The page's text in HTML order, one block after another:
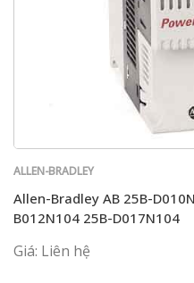
ALLEN-BRADLEY
Allen-Bradley AB 25B-
B012N104 25B-D017N104
Giá: Liên hệ